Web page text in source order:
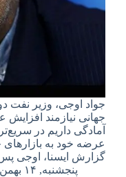
جواد اوجی، وزیر نفت
جهانی نیازمند
آمادگی داریم در
عرضه خود به بازارهای
گزارش ایسنا، اوجی
پنجشنبه, ۱۴ بهمن ۱۴۰۰ – ۰۱:۴۰